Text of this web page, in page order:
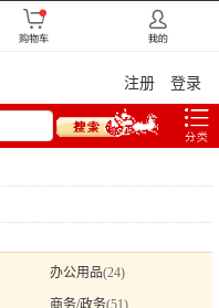
注册 登录
办公用品(24)
商务/政务(51)